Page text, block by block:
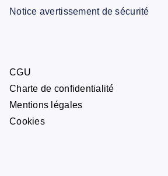
Notice avertissement de sécurité
CGU
Charte de confidentialité
Mentions légales
Cookies